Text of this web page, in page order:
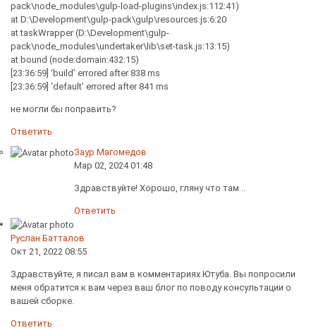
pack\node_modules\gulp-load-plugins\index.js:112:41)
at D:\Development\gulp-pack\gulp\resources.js:6:20
at taskWrapper (D:\Development\gulp-
pack\node_modules\undertaker\lib\set-task.js:13:15)
at bound (node:domain:432:15)
[23:36:59] ‘build’ errored after 838 ms
[23:36:59] ‘default’ errored after 841 ms
не могли бы поправить?
Ответить
Заур Магомедов
Мар 02, 2024 01:48
Здравствуйте! Хорошо, гляну что там ..
Ответить
Руслан Батталов
Окт 21, 2022 08:55
Здравствуйте, я писал вам в комментариях Ютуба. Вы попросили
меня обратится к вам через ваш блог по поводу консультации о
вашей сборке.
Ответить